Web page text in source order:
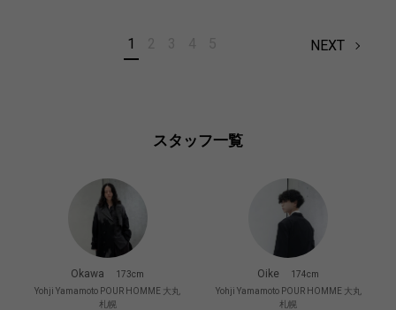
1 NEXT
スタッフ一覧
Okawa
173cm
Yohji Yamamoto POUR HOMME 大丸
札幌
Oike
174cm
Yohji Yamamoto POUR HOMME 大丸
札幌